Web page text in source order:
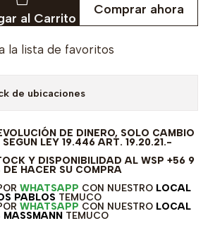
al Carrito
Comprar ahora
la lista de favoritos
de ubicaciones
DE DINERO, SOLO CAMBIO
LEY 19.446 ART. 19.20.21.-
Y DISPONIBILIDAD AL WSP +56 9
HACER SU COMPRA
WHATSAPP CON NUESTRO LOCAL
PABLOS TEMUCO
WHATSAPP CON NUESTRO LOCAL
TEMUCO